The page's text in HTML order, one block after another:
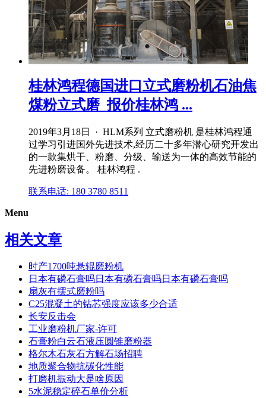
桂林鸿程德国进口立式磨粉机石油焦
煤粉立式磨_报价桂林鸿 ...
2019年3月18日 · HLM系列 立式磨粉机 是桂林鸿程通
过学习引进国外先进技术,经历二十多年潜心研究开发出
的一款集烘干、粉磨、分级、输送为一体的高效节能的
先进粉磨设备。 桂林鸿程 .
联系电话: 180 3780 8511
Menu
相关文章
时产1700吨悬辊磨粉机
日本有磷石膏吗日本有磷石膏吗日本有磷石膏吗
扇灰有摆式磨粉吗
C25混凝土的钻芯强度应该多少合适
长安反击会
工业磨粉机厂家-许可
石膏粉白云石液压圆锥磨粉器
格尔木石灰石方解石场招聘
地质聚合物抗碳化性能
打磨机振动大是啥原因
5水泥稳定碎石单价分析